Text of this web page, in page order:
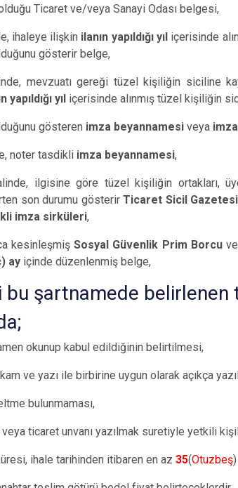
olduğu Ticaret ve/veya Sanayi
ihaleye ilişkin ilanın yapıldığı yıl içerisinde
gösterir belge,
mevzuatı gereği tüzel kişiliğin siciline
yapıldığı yıl içerisinde alınmış tüzel kişiliğin
gösteren imza beyannamesi veya
noter tasdikli imza beyannamesi,
ilgisine göre tüzel kişiliğin ortakları,
son durumu gösterir Ticaret Sicil Gazetesi
imza sirküleri,
kesinleşmişSosyal Güvenlik Prim Borcu
ay içinde düzenlenmiş belge,
bu şartnamede
okunup kabul edildiğinin belirtilmesi,
ve yazı ile birbirine uygun olarak açıkça
bulunmaması,
ticaret unvanı yazılmak suretiyle yetkili
ihale tarihinden itibaren en az 35(Otuzbeş